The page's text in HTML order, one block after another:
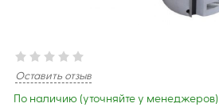
Оставить отзыв
По наличию (уточняйте у менеджеров)